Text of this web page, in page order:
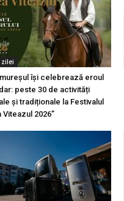
își celebrează eroul
peste 30 de activități
și tradiționale la Festivalul
Viteazul 2026”